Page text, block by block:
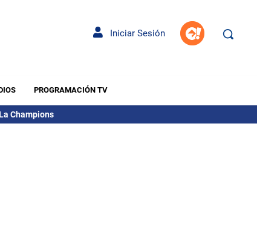
Iniciar Sesión
PROGRAMACIÓN TV
Champions